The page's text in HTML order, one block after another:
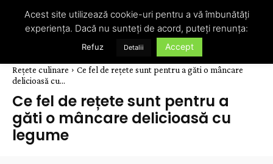
Rețete culinare
Ce fel de rețete sunt pentru a găti o mâncare
delicioasă cu...
Ce fel de rețete sunt pentru a
găti o mâncare delicioasă cu
legume
Acest site utilizează cookie-uri pentru a vă îmbunătăți
experiența. Dacă nu sunteți de acord, puteți renunța:
Refuz Detalii Accept